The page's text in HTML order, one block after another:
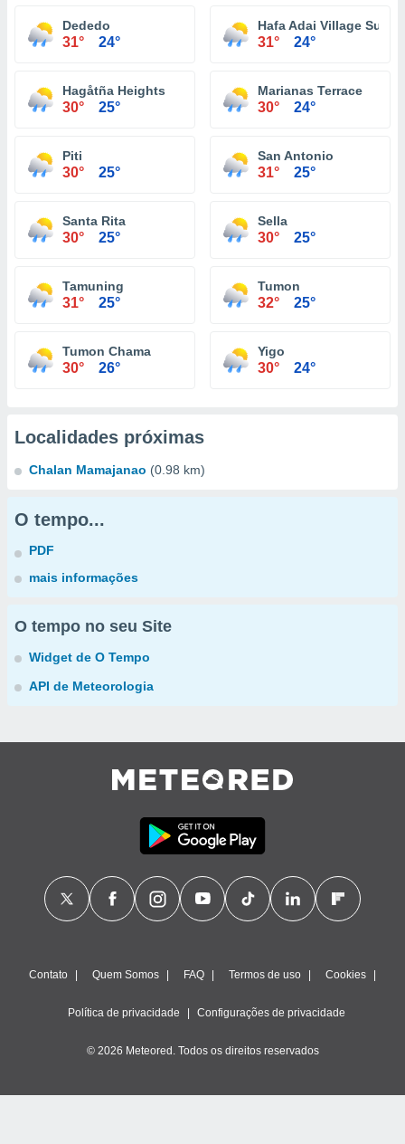
Dededo
31° 24°
Hafa Adai Village
31° 24°
Hagåtña Heights
30° 25°
Marianas Terrace
30° 24°
Piti
30° 25°
San Antonio
31° 25°
Santa Rita
30° 25°
Sella
30° 25°
Tamuning
31° 25°
Tumon
32° 25°
Tumon Chama
30° 26°
Yigo
30° 24°
Localidades próximas
Chalan Mamajanao (0.98 km)
O tempo...
PDF
mais informações
O tempo no seu Site
Widget de O Tempo
API de Meteorologia
Contato Quem Somos FAQ Termos de uso Cookies
Política de privacidade Configurações de privacidade
© 2026 Meteored. Todos os direitos reservados